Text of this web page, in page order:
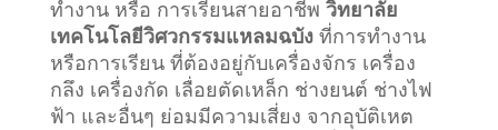
ทำงาน หรือ การเรียนสายอาชีพ วิทยาลัย
เทคโนโลยีวิศวกรรมแหลมฉบังที่การทำงาน
หรือการเรียน ที่ต้องอยู่กับเครื่องจักร เครื่อง
กลึง เครื่องกัด เลื่อยตัดเหล็ก ช่างยนต์ ช่างไฟ
ฟ้า และอื่นๆ ย่อมมีความเสี่ยง จากอุบัติเหต